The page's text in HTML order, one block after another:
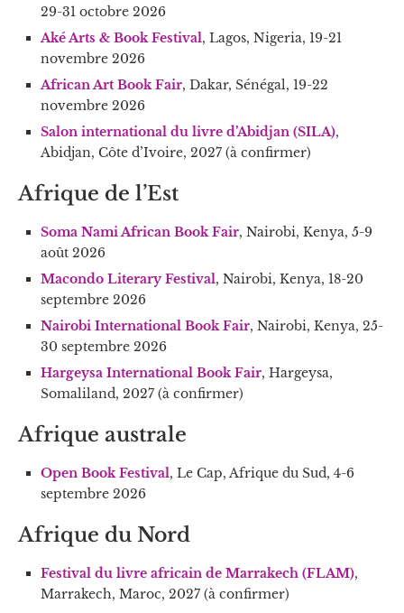
29-31 octobre 2026
Aké Arts & Book Festival, Lagos, Nigeria, 19-21
novembre 2026
African Art Book Fair, Dakar, Sénégal, 19-22
novembre 2026
Salon international du livre d’Abidjan (SILA),
Abidjan, Côte d’Ivoire, 2027 (à confirmer)
Afrique de l’Est
Soma Nami African Book Fair, Nairobi, Kenya, 5-9
août 2026
Macondo Literary Festival, Nairobi, Kenya, 18-20
septembre 2026
Nairobi International Book Fair, Nairobi, Kenya, 25-
30 septembre 2026
Hargeysa International Book Fair, Hargeysa,
Somaliland, 2027 (à confirmer)
Afrique australe
Open Book Festival, Le Cap, Afrique du Sud, 4-6
septembre 2026
Afrique du Nord
Festival du livre africain de Marrakech (FLAM),
Marrakech, Maroc, 2027 (à confirmer)